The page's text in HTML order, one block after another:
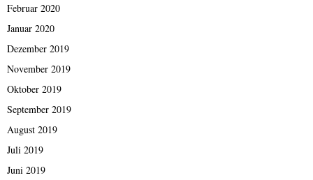
Februar 2020
Januar 2020
Dezember 2019
November 2019
Oktober 2019
September 2019
August 2019
Juli 2019
Juni 2019